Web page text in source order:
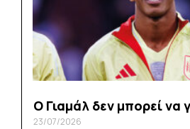
O Γιαμάλ δεν μπορεί να
23/07/2026